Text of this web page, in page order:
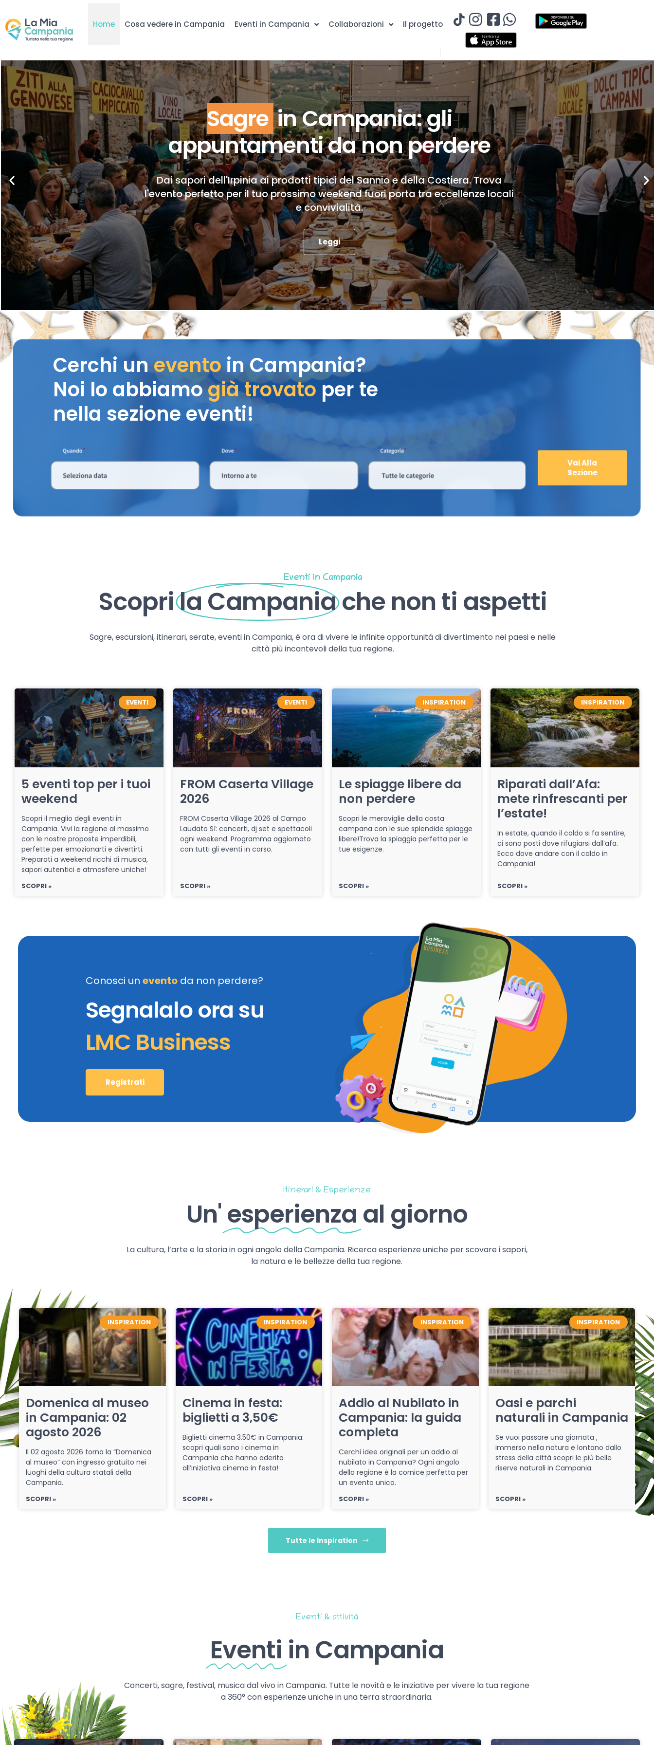
Home Cosa vedere in Campania Eventi in Campania Collaborazioni Il progetto
Sagre in Campania: gli
appuntamenti da non perdere
Dai sapori dell'Irpinia ai prodotti tipici del Sannio e della Costiera. Trova
l'evento perfetto per il tuo prossimo weekend fuori porta tra eccellenze locali
e convivialità.
Leggi
Cerchi uneventoin Campania?
Noi lo abbiamogià trovato per te
nella sezione eventi!
Vai Alla
Sezione
Eventi in Campania
Scoprila Campaniache non ti aspetti
Sagre, escursioni, itinerari, serate, eventi in Campania, è ora di vivere le infinite opportunità di divertimento nei paesi e nelle
città più incantevoli della tua regione.
EVENTI
5 eventi top per i tuoi
weekend
Scopri il meglio degli eventi in
Campania. Vivi la regione al massimo
con le nostre proposte imperdibili,
perfette per emozionarti e divertirti.
Preparati a weekend ricchi di musica,
sapori autentici e atmosfere uniche!
SCOPRI »
EVENTI
FROM Caserta Village
2026
FROM Caserta Village 2026 al Campo
Laudato Sì: concerti, dj set e spettacoli
ogni weekend. Programma aggiornato
con tutti gli eventi in corso.
SCOPRI »
INSPIRATION
Le spiagge libere da
non perdere
Scopri le meraviglie della costa
campana con le sue splendide spiagge
libere!Trova la spiaggia perfetta per le
tue esigenze.
SCOPRI »
INSPIRATION
Riparati dall’Afa:
mete rinfrescanti per
l’estate!
In estate, quando il caldo si fa sentire,
ci sono posti dove rifugiarsi dall’afa.
Ecco dove andare con il caldo in
Campania!
SCOPRI »
Conosci un evento da non perdere?
Segnalalo ora su
LMC Business
Registrati
Itinerari & Esperienze
Un' esperienza al giorno
La cultura, l’arte e la storia in ogni angolo della Campania. Ricerca esperienze uniche per scovare i sapori,
la natura e le bellezze della tua regione.
INSPIRATION
Domenica al museo
in Campania: 02
agosto 2026
Il 02 agosto 2026 torna la “Domenica
al museo” con ingresso gratuito nei
luoghi della cultura statali della
Campania.
SCOPRI »
INSPIRATION
Cinema in festa:
biglietti a 3,50€
Biglietti cinema 3.50€ in Campania:
scopri quali sono i cinema in
Campania che hanno aderito
all’iniziativa cinema in festa!
SCOPRI »
INSPIRATION
Addio al Nubilato in
Campania: la guida
completa
Cerchi idee originali per un addio al
nubilato in Campania? Ogni angolo
della regione è la cornice perfetta per
un evento unico.
SCOPRI »
INSPIRATION
Oasi e parchi
naturali in Campania
Se vuoi passare una giornata ,
immerso nella natura e lontano dallo
stress della città scopri le più belle
riserve naturali in Campania.
SCOPRI »
Tutte le Inspiration
Eventi & attività
Eventi in Campania
Concerti, sagre, festival, musica dal vivo in Campania. Tutte le novità e le iniziative per vivere la tua regione
a 360° con esperienze uniche in una terra straordinaria.